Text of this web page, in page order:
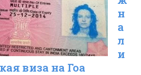
н
а
л
и
виза на Гоа